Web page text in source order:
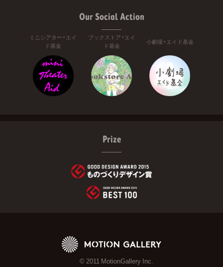
Our Social Action
ミニシアター・エイ
ド基金
ブックストア・エイ
ド基金
小劇場・エイド基金
Prize
© 2011 MotionGallery Inc.